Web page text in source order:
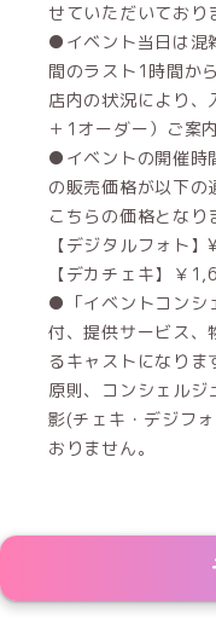
せていただいており
●イベント当日は混
間のラスト1時間か
店内の状況により
＋1オーダー）ご案
●イベントの開催時
の販売価格が以下の
こちらの価格となり
【デジタルフォト
【デカチェキ】￥
●「イベントコンシ
付、提供サービス、
るキャストになりま
原則、コンシェルジ
影(チェキ・デジフ
おりません。